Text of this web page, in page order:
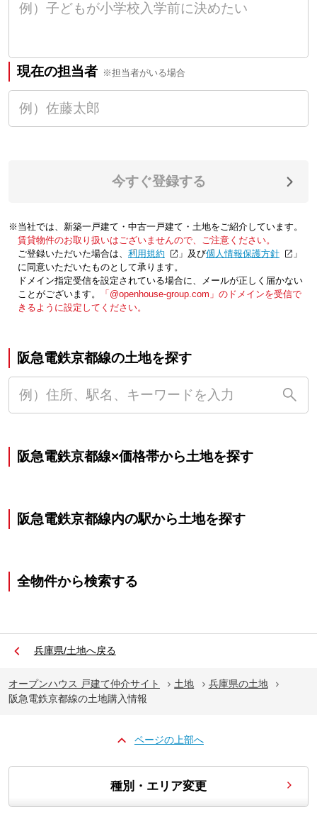
現在の担当者 ※担当者がいる場合
今すぐ登録する
※当社では、新築一戸建て・中古一戸建て・土地をご紹介しています。
賃貸物件のお取り扱いはございませんので、ご注意ください。
ご登録いただいた場合は、「利用規約 」及び「個人情報保護方針
」
に同意いただいたものとして承ります。
ドメイン指定受信を設定されている場合に、メールが正しく届かない
ことがございます。
「@openhouse-group.com」のドメインを受信で
きるように設定してください。
阪急電鉄京都線の土地を探す
阪急電鉄京都線×価格帯から土地を探す
阪急電鉄京都線内の駅から土地を探す
全物件から検索する
兵庫県/土地へ戻る
オープンハウス 戸建て仲介サイト 土地
兵庫県の土地
阪急電鉄京都線の土地購入情報
ページの上部へ
種別・エリア変更